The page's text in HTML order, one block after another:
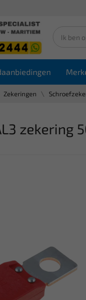
Zekeringen
zekering